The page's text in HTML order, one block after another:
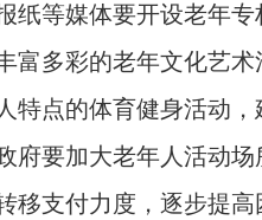
纸等媒体要开设老年
富多彩的老年文化艺
特点的体育健身活动
府要加大老年人活动
移支付力度，逐步提